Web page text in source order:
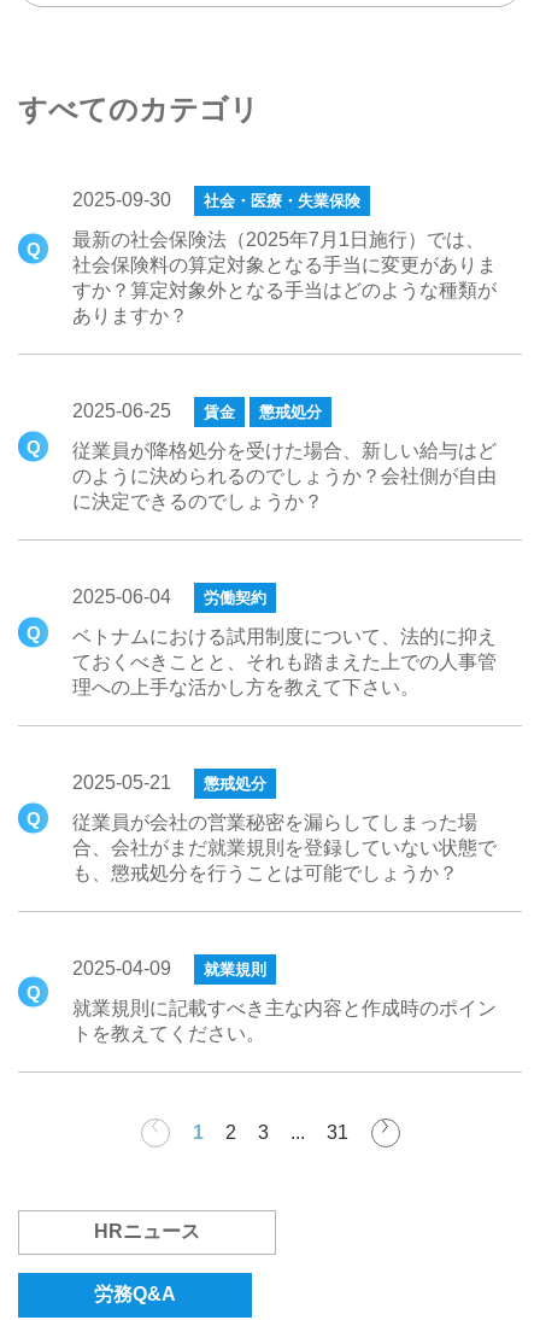
すべてのカテゴリ
2025-09-30 社会・医療・失業保険
最新の社会保険法（2025年7月1日施行）では、
社会保険料の算定対象となる手当に変更がありま
すか？算定対象外となる手当はどのような種類が
ありますか？
2025-06-25 賃金 懲戒処分
従業員が降格処分を受けた場合、新しい給与はど
のように決められるのでしょうか？会社側が自由
に決定できるのでしょうか？
2025-06-04 労働契約
ベトナムにおける試用制度について、法的に抑え
ておくべきことと、それも踏まえた上での人事管
理への上手な活かし方を教えて下さい。
2025-05-21 懲戒処分
従業員が会社の営業秘密を漏らしてしまった場
合、会社がまだ就業規則を登録していない状態で
も、懲戒処分を行うことは可能でしょうか？
2025-04-09 就業規則
就業規則に記載すべき主な内容と作成時のポイン
トを教えてください。
1 2 3 ... 31
HRニュース
労務Q&A